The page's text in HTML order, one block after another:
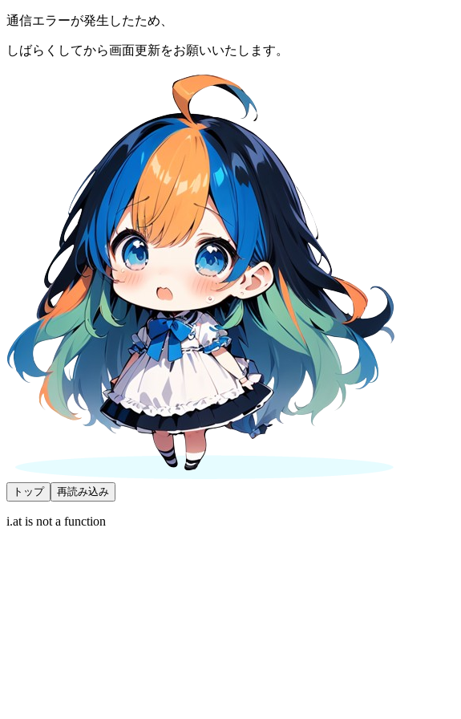
通信エラーが発生したため、
しばらくしてから画面更新をお願いいたします。
トップ 再読み込み
i.at is not a function